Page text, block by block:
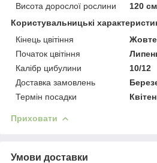
Висота дорослої рослини
120 см
Користувальницькі
Кінець цвітіння
Початок цвітіння
Калібр цибулини
10/12
Доставка замовлень
Термін посадки
Приховати
Умови доставки